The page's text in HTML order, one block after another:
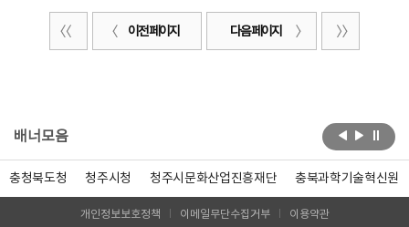
이전 페이지 다음 페이지
배너모음
충청북도청 청주시청 청주시문화산업진흥재단 충북과학기술혁신원
개인정보보호정책 이메일무단수집거부 이용약관